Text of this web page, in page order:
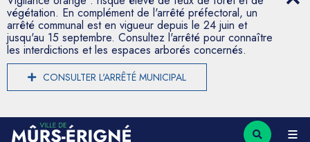
végétation. En complément de l'arrêté préfectoral, un
arrêté communal est en vigueur depuis le 24 juin et
jusqu'au 15 septembre. Consultez l'arrêté pour connaître
les interdictions et les espaces arborés concernés.
CONSULTER L'ARRÊTÉ MUNICIPAL